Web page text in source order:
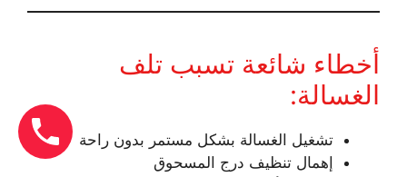
أخطاء شائعة تسبب تلف
الغسالة:
تشغيل الغسالة بشكل مستمر بدون راحة
إهمال تنظيف درج المسحوق